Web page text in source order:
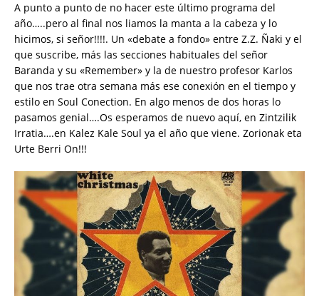
A punto a punto de no hacer este último programa del
año…..pero al final nos liamos la manta a la cabeza y lo
hicimos, si señor!!!!. Un «debate a fondo» entre Z.Z. Ñaki y el
que suscribe, más las secciones habituales del señor
Baranda y su «Remember» y la de nuestro profesor Karlos
que nos trae otra semana más ese conexión en el tiempo y
estilo en Soul Conection. En algo menos de dos horas lo
pasamos genial….Os esperamos de nuevo aquí, en Zintzilik
Irratia….en Kalez Kale Soul ya el año que viene. Zorionak eta
Urte Berri On!!!